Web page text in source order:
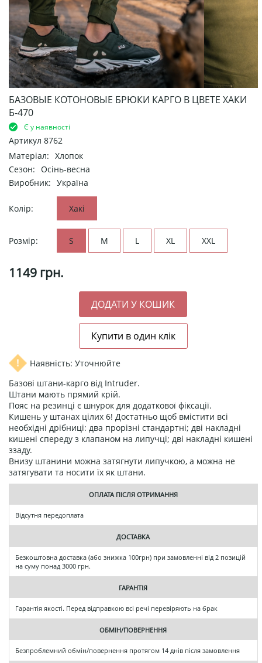
БАЗОВЫЕ КОТОНОВЫЕ БРЮКИ КАРГО В ЦВЕТЕ ХАКИ
Б-470
Є у наявності
Артикул 8762
Матеріал: Хлопок
Сезон: Осінь-весна
Виробник: Україна
Колір: Хакі
Розмір: S M L XL XXL
1149 грн.
Наявність: Уточнюйте
Базові штани-карго від Intruder.
Штани мають прямий крій.
Пояс на резинці є шнурок для додаткової фіксації.
Кишень у штанах цілих 6! Достатньо щоб вмістити всі
необхідні дрібниці: два прорізні стандартні; дві накладні
кишені спереду з клапаном на липучці; дві накладні кишені
ззаду.
Внизу штанини можна затягнути липучкою, а можна не
затягувати та носити їх як штани.
ОПЛАТА ПІСЛЯ ОТРИМАННЯ
Відсутня передоплата
ДОСТАВКА
Безкоштовна доставка (або знижка 100грн) при замовленні від 2 позицій
на суму понад 3000 грн.
ГАРАНТІЯ
Гарантія якості. Перед відправкою всі речі перевіряють на брак
ОБМІН/ПОВЕРНЕННЯ
Безпроблемний обмін/повернення протягом 14 днів після замовлення